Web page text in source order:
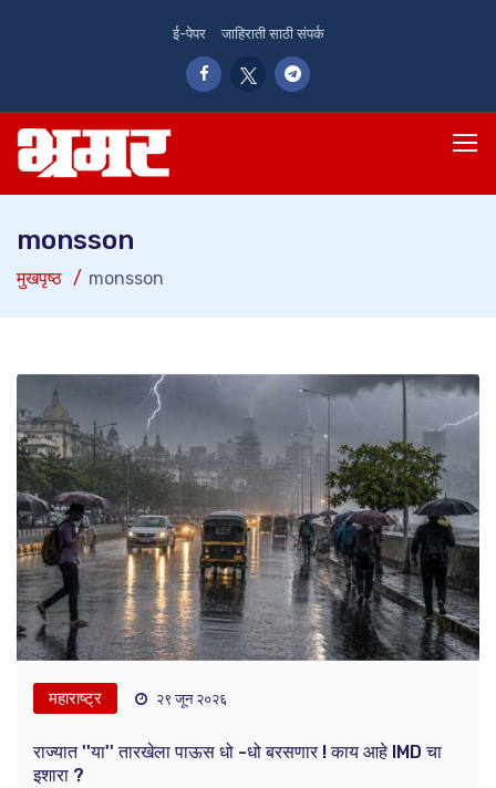
ई-पेपर जाहिराती साठी संपर्क
monsson
मुखपृष्ठ monsson
महाराष्ट्र २९ जून २०२६
राज्यात ''या'' तारखेला पाऊस धो -धो बरसणार ! काय आहे IMD चा
इशारा ?